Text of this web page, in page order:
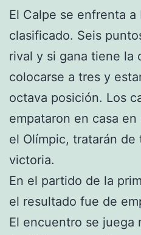
El Calpe se enfrenta a
clasificado. Seis
rival y si gana tiene la
colocarse a tres y
octava posición. Los
empataron en casa
el Olímpic, tratarán de
victoria.
En el partido de la
el resultado fue de
El encuentro se juega